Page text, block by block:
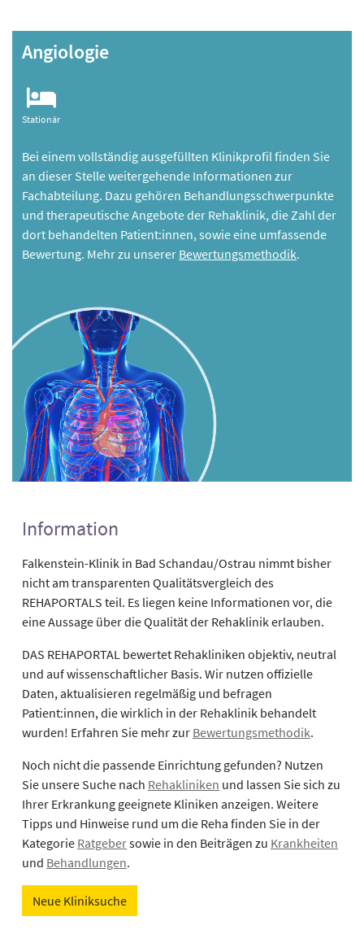
Angiologie
Stationär
Bei einem vollständig ausgefüllten Klinikprofil finden Sie
an dieser Stelle weitergehende Informationen zur
Fachabteilung. Dazu gehören Behandlungsschwerpunkte
und therapeutische Angebote der Rehaklinik, die Zahl der
dort behandelten Patient:innen, sowie eine umfassende
Bewertung. Mehr zu unserer Bewertungsmethodik.
Information
Falkenstein-Klinik in Bad Schandau/Ostrau nimmt bisher
nicht am transparenten Qualitätsvergleich des
REHAPORTALS teil. Es liegen keine Informationen vor, die
eine Aussage über die Qualität der Rehaklinik erlauben.
DAS REHAPORTAL bewertet Rehakliniken objektiv, neutral
und auf wissenschaftlicher Basis. Wir nutzen offizielle
Daten, aktualisieren regelmäßig und befragen
Patient:innen, die wirklich in der Rehaklinik behandelt
wurden! Erfahren Sie mehr zur Bewertungsmethodik.
Noch nicht die passende Einrichtung gefunden? Nutzen
Sie unsere Suche nach Rehakliniken und lassen Sie sich zu
Ihrer Erkrankung geeignete Kliniken anzeigen. Weitere
Tipps und Hinweise rund um die Reha finden Sie in der
Kategorie Ratgebersowie in den Beiträgen zu Krankheiten
und Behandlungen.
Neue Kliniksuche